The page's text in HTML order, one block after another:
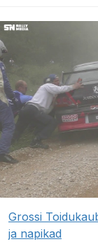
Grossi
ja napikad